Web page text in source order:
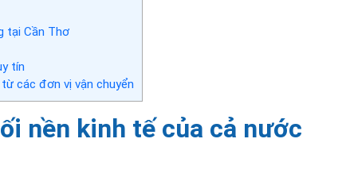
tại Cần Thơ
tín
các đơn vị vận chuyển
nền kinh tế của cả nước